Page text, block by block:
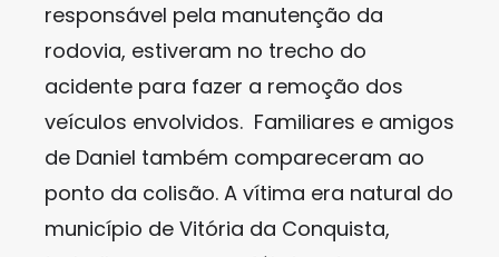
responsável pela manutenção da
rodovia, estiveram no trecho do
acidente para fazer a remoção dos
veículos envolvidos. Familiares e amigos
de Daniel também compareceram ao
ponto da colisão. A vítima era natural do
município de Vitória da Conquista,